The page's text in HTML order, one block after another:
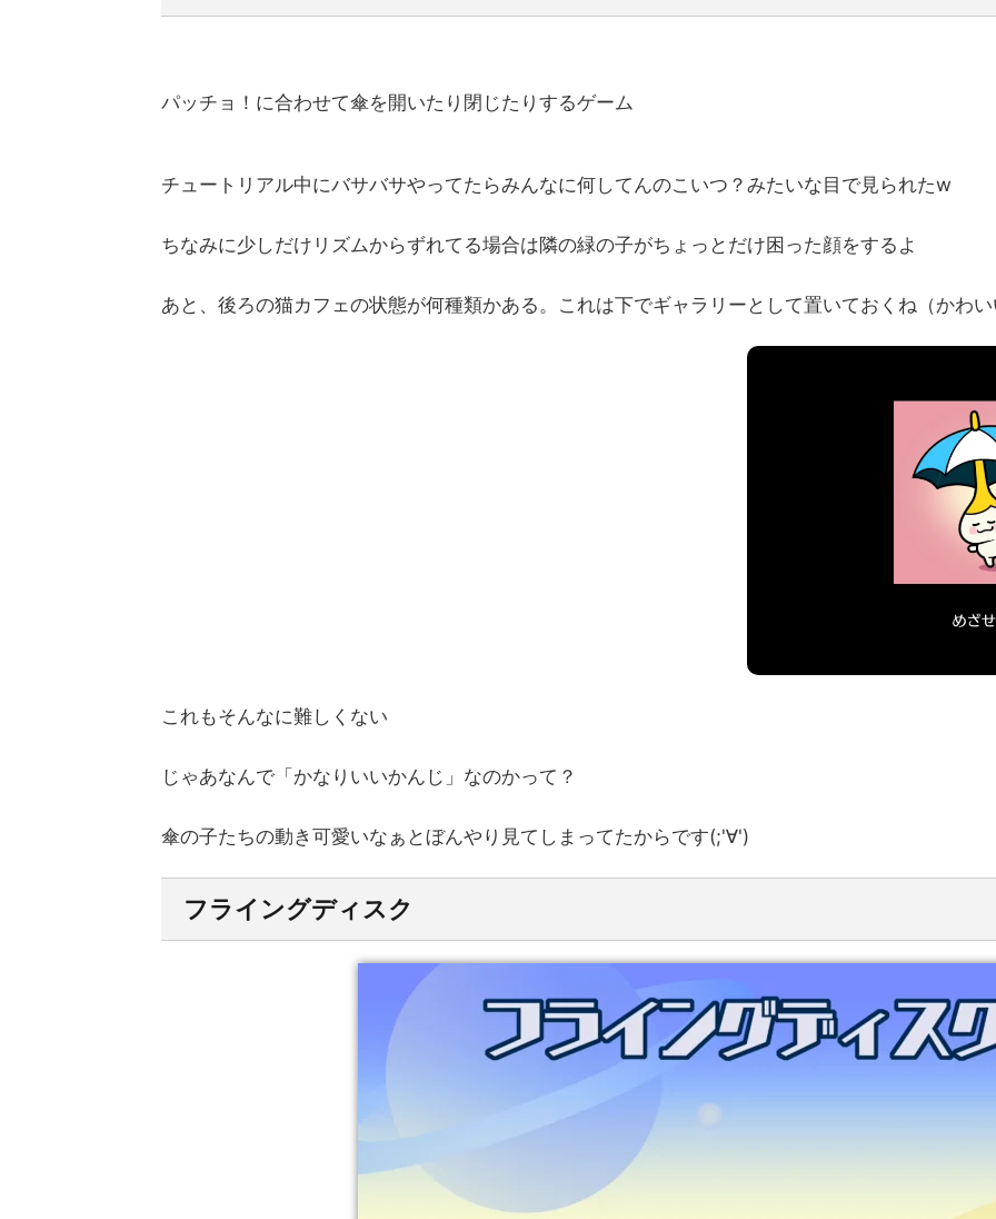
パッチョ！に合わせて傘を開いたり閉じたりするゲーム
チュートリアル中にバサバサやってたらみんなに何してんのこいつ？みたいな目で見られたw
ちなみに少しだけリズムからずれてる場合は隣の緑の子がちょっとだけ困った顔をするよ
あと、後ろの猫カフェの状態が何種類かある。これは下でギャラリーとして置いておくね（かわ
これもそんなに難しくない
じゃあなんで「かなりいいかんじ」なのかって？
傘の子たちの動き可愛いなぁとぼんやり見てしまってたからです(;'∀')
フライングディスク